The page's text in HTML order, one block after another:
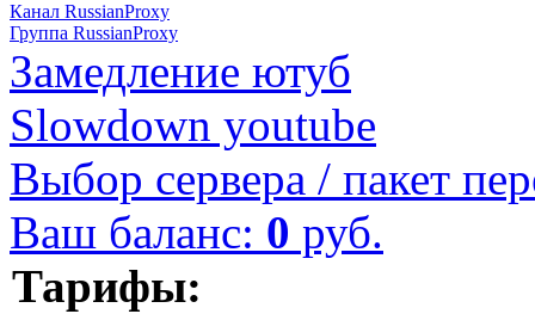
Канал RussianProxy
Группа RussianProxy
Замедление ютуб
Slowdown youtube
Выбор сервера / пакет
Ваш баланс: 0 руб.
Тарифы: